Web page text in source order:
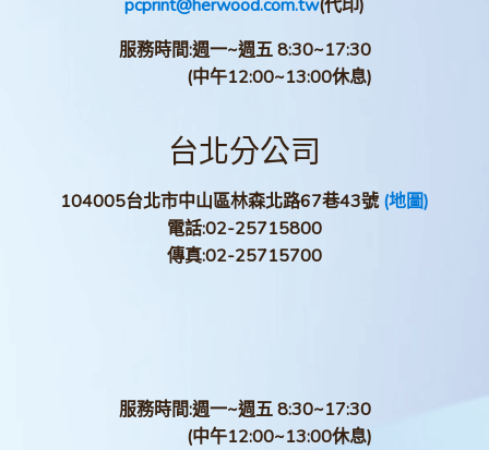
pcprint@herwood.com.tw(代印)
服務時間:週一~週五 8:30~17:30
(中午12:00~13:00休息)
台北分公司
104005台北市中山區林森北路67巷43號(地圖)
電話:02-25715800
傳真:02-25715700
服務時間:週一~週五 8:30~17:30
(中午12:00~13:00休息)